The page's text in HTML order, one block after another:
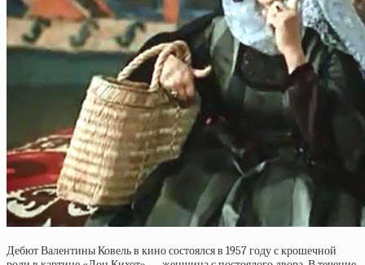
Дебют Валентины Ковель в кино состоялся в 1957 году с крошечной